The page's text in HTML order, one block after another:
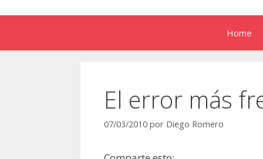
Home
El error más
07/03/2010 por Diego Romero